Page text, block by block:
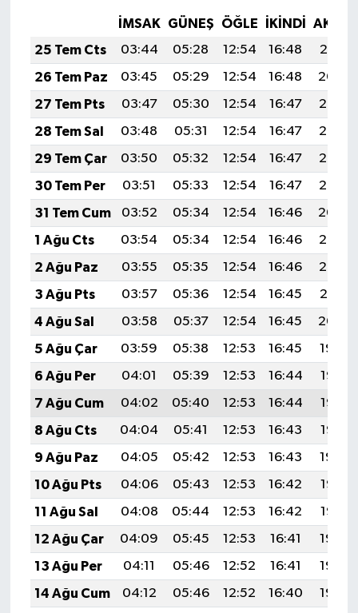
İMSAK GÜNEŞ ÖĞLE İKINDI
25 Tem Cts
03:44 05:28 12:54 16:48
20:10
26 Tem Paz
03:45 05:29 12:54 16:48
20:09
27 Tem Pts
03:47 05:30 12:54 16:47
20:08
28 Tem Sal
03:48 05:31 12:54 16:47
20:07
29 Tem Çar
03:50 05:32 12:54 16:47
20:06
30 Tem Per
03:51 05:33 12:54 16:47
20:05
31 Tem Cum
03:52 05:34 12:54 16:46
20:04
1 Ağu Cts
03:54 05:34 12:54 16:46
20:03
2 Ağu Paz
03:55 05:35 12:54 16:46
20:02
3 Ağu Pts
03:57 05:36 12:54 16:45
20:01
4 Ağu Sal
03:58 05:37 12:54 16:45
20:00
5 Ağu Çar
03:59 05:38 12:53 16:45
19:59
6 Ağu Per
04:01 05:39 12:53 16:44
19:58
7 Ağu Cum
04:02 05:40 12:53 16:44
19:57
8 Ağu Cts
04:04 05:41 12:53 16:43
19:55
9 Ağu Paz
04:05 05:42 12:53 16:43
19:54
10 Ağu Pts
04:06 05:43 12:53 16:42
19:53
11 Ağu Sal
04:08 05:44 12:53 16:42
19:52
12 Ağu Çar
04:09 05:45 12:53 16:41
19:50
13 Ağu Per
04:11 05:46 12:52 16:41
19:49
14 Ağu Cum
04:12 05:46 12:52 16:40
19:48